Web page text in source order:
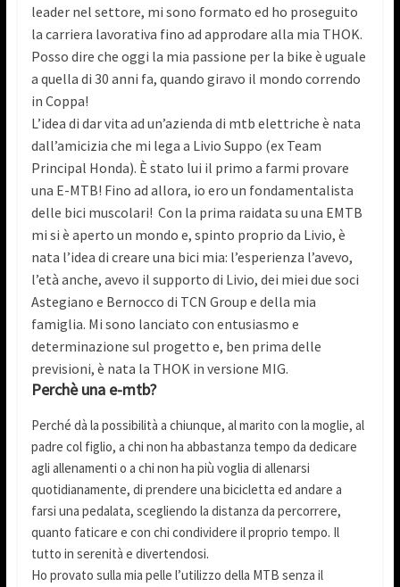
leader nel settore, mi sono formato ed ho proseguito
la carriera lavorativa fino ad approdare alla mia THOK.
Posso dire che oggi la mia passione per la bike è uguale
a quella di 30 anni fa, quando giravo il mondo correndo
in Coppa!
L’idea di dar vita ad un’azienda di mtb elettriche è nata
dall’amicizia che mi lega a Livio Suppo (ex Team
Principal Honda). È stato lui il primo a farmi provare
una E-MTB! Fino ad allora, io ero un fondamentalista
delle bici muscolari! Con la prima raidata su una EMTB
mi si è aperto un mondo e, spinto proprio da Livio, è
nata l’idea di creare una bici mia: l’esperienza l’avevo,
l’età anche, avevo il supporto di Livio, dei miei due soci
Astegiano e Bernocco di TCN Group e della mia
famiglia. Mi sono lanciato con entusiasmo e
determinazione sul progetto e, ben prima delle
previsioni, è nata la THOK in versione MIG.
Perchè una e-mtb?
Perché dà la possibilità a chiunque, al marito con la moglie, al
padre col figlio, a chi non ha abbastanza tempo da dedicare
agli allenamenti o a chi non ha più voglia di allenarsi
quotidianamente, di prendere una bicicletta ed andare a
farsi una pedalata, scegliendo la distanza da percorrere,
quanto faticare e con chi condividere il proprio tempo. Il
tutto in serenità e divertendosi.
Ho provato sulla mia pelle l’utilizzo della MTB senza il